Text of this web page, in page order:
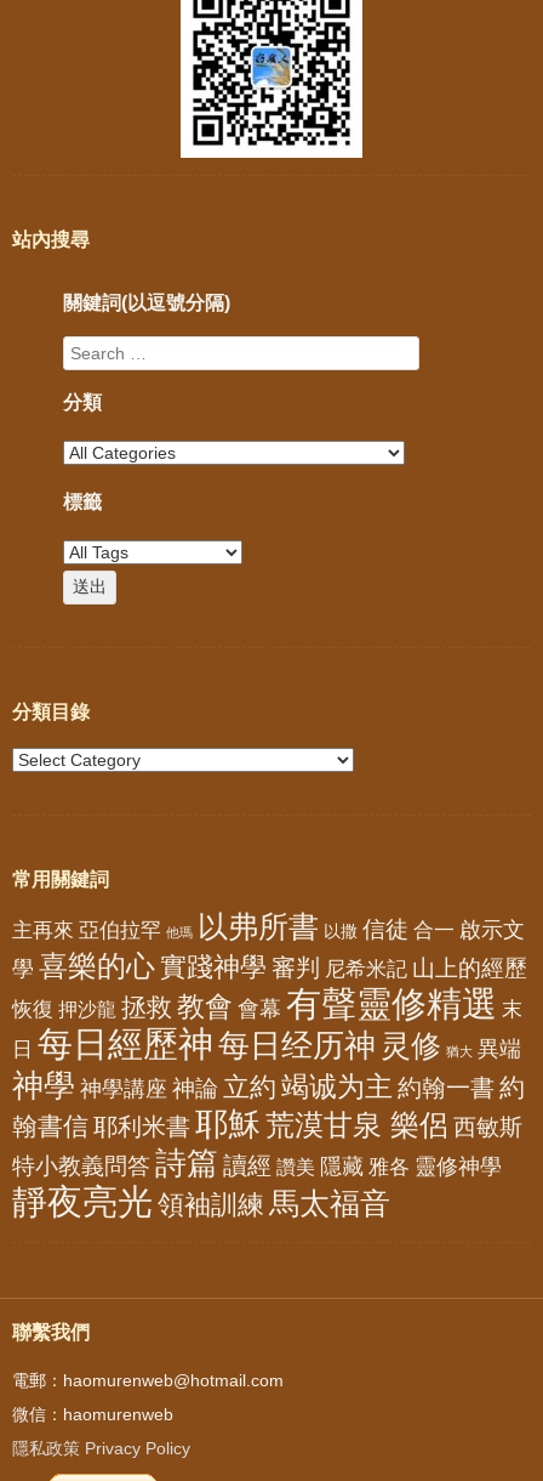
站內搜尋
關鍵詞(以逗號分隔)
分類
標籤
分類目錄
常用關鍵詞
主再來 亞伯拉罕 他瑪 以弗所書 以撒 信徒 合一 啟示文
學 喜樂的心實踐神學 審判 尼希米記 山上的經歷
恢復 押沙龍 拯救 教會 會幕 有聲靈修精選 末
日 每日經歷神 每日经历神 灵修 猶大 異端
神學 神學講座 神論 立約 竭诚为主 約翰一書 約
翰書信耶利米書 耶穌荒漠甘泉 樂侶 西敏斯
特小教義問答詩篇 讀經 讚美 隱藏 雅各 靈修神學
靜夜亮光 領袖訓練 馬太福音
聯繫我們
電郵：haomurenweb@hotmail.com
微信：haomurenweb
隱私政策 Privacy Policy